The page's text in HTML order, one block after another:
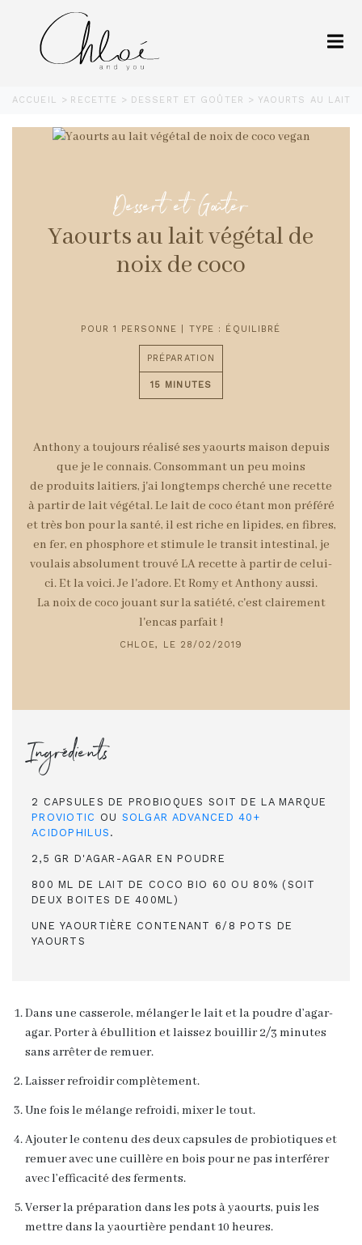
ACCUEIL RECETTE DESSERT ET GOÛTER YAOURTS AU LAIT
Dessert et Goûter
Yaourts au lait végétal de
noix de coco
POUR 1 PERSONNE | TYPE : ÉQUILIBRÉ
PRÉPARATION
15 MINUTES
Anthony a toujours réalisé ses yaourts maison depuis
que je le connais. Consommant un peu moins
de produits laitiers, j'ai longtemps cherché une recette
à partir de lait végétal. Le lait de coco étant mon préféré
et très bon pour la santé, il est riche en lipides, en fibres,
en fer, en phosphore et stimule le transit intestinal, je
voulais absolument trouvé LA recette à partir de celui-
ci. Et la voici. Je l'adore. Et Romy et Anthony aussi.
La noix de coco jouant sur la satiété, c'est clairement
l'encas parfait !
CHLOE, LE 28/02/2019
Ingrédients
2 CAPSULES DE PROBIOQUES SOIT DE LA MARQUE
PROVIOTIC OU SOLGAR ADVANCED 40+
ACIDOPHILUS .
​2,5 GR D'AGAR-AGAR EN POUDRE
800 ML DE LAIT DE COCO BIO 60 OU 80% (SOIT
DEUX BOITES DE 400ML)
UNE YAOURTIÈRE CONTENANT 6/8 POTS DE
YAOURTS
Dans une casserole, mélanger le lait et la poudre d’agar-
agar. Porter à ébullition et laissez bouillir 2/3 minutes
sans arrêter de remuer.
Laisser refroidir complètement.
Une fois le mélange refroidi, mixer le tout.
Ajouter le contenu des deux capsules de probiotiques et
remuer avec une cuillère en bois pour ne pas interférer
avec l’efficacité des ferments.
Verser la préparation dans les pots à yaourts, puis les
mettre dans la yaourtière pendant 10 heures.